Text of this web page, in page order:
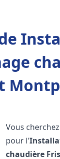
Vous
pour l'
chaudière